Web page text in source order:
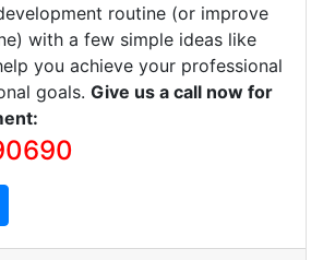
routine (or improve
with a few simple ideas like
you achieve your professional
goals. Give us a call now for